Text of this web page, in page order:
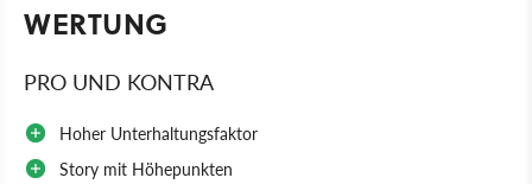
WERTUNG
PRO UND KONTRA
Hoher Unterhaltungsfaktor
Story mit Höhepunkten